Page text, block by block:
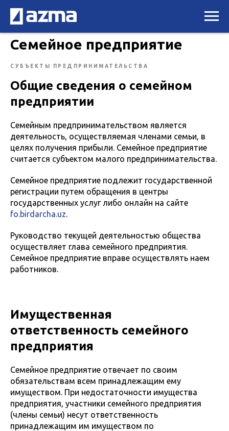
Семейное предприятие
СУБЪЕКТЫ ПРЕДПРИНИМАТЕЛЬСТВА
Общие сведения о семейном
предприятии
Семейным предпринимательством является
деятельность, осуществляемая членами семьи, в
целях получения прибыли. Семейное предприятие
считается субъектом малого предпринимательства.
Семейное предприятие подлежит государственной
регистрации путем обращения в центры
государственных услуг либо онлайн на сайте
fo.birdarcha.uz.
Руководство текущей деятельностью общества
осуществляет глава семейного предприятия.
Семейное предприятие вправе осуществлять наем
работников.
Имущественная
ответственность семейного
предприятия
Семейное предприятие отвечает по своим
обязательствам всем принадлежащим ему
имуществом. При недостаточности имущества
предприятия, участники семейного предприятия
(члены семьи) несут ответственность
принадлежащим им имуществом по